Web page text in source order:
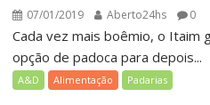
07/01/2019 Aberto24hs 0
Cada vez mais boêmio, o Itaim
opção de padoca para depois...
A&D Alimentação Padarias